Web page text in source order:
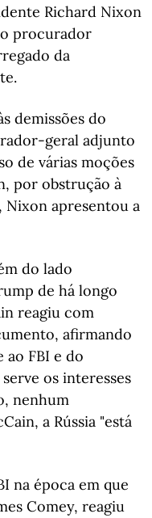
Richard Nixon
o procurador
da
demissões do
geral adjunto
de várias moções
por obstrução à
Nixon apresentou a
do lado
de há longo
reagiu com
afirmando
ao FBI e do
os interesses
nenhum
a Rússia "está
na época em que
Comey, reagiu